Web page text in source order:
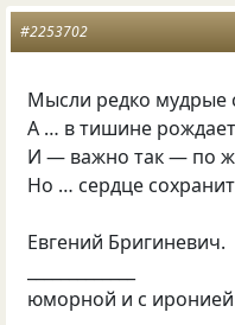
#2253702
Мысли редко мудрые
А … в тишине
И — важно так — по
Но … сердце
Евгений Бригиневич.
юморной и с иронией